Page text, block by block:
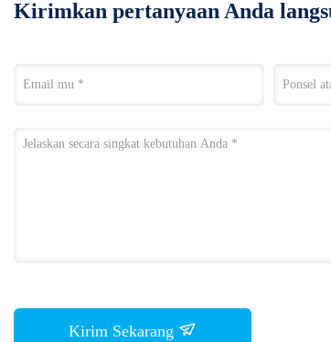
Kirimkan pertanyaan Anda
Kirim Sekarang